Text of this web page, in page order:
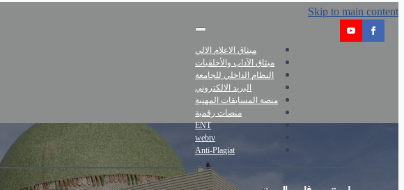
Skip to main content
ميثاق الاعلام الالي
ميثاق الآداب والأخلقيات
النظام الداخلي للجامعة
البريد الالكتروني
منصة المسابقات المهنية
منصات رقمية
ENT
webtv
Anti-Plagiat